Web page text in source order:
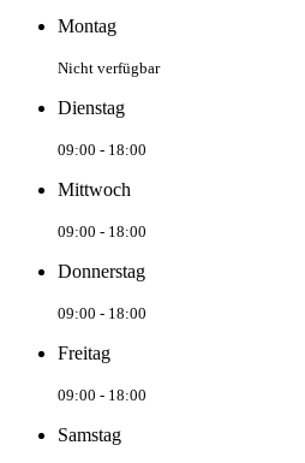
Montag
Nicht verfügbar
Dienstag
09:00 - 18:00
Mittwoch
09:00 - 18:00
Donnerstag
09:00 - 18:00
Freitag
09:00 - 18:00
Samstag